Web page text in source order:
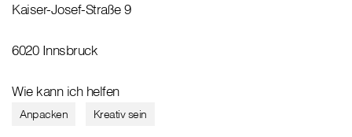
Kaiser-Josef-Straße 9
6020 Innsbruck
Wie kann ich helfen
Anpacken Kreativ sein